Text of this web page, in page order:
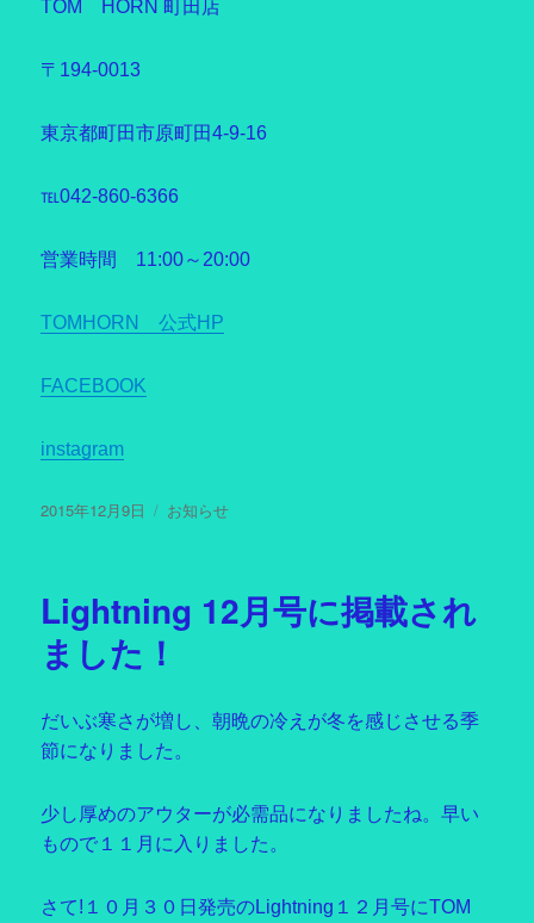
TOM HORN 町田店
〒194-0013
東京都町田市原町田4-9-16
℡042-860-6366
営業時間 11:00～20:00
TOMHORN 公式HP
FACEBOOK
instagram
投
2015年12月9日
カ
ー
お知らせ
Lightning 12月号に掲載され
ました！
だいぶ寒さが増し、朝晩の冷えが冬を感じさせる季
節になりました。
少し厚めのアウターが必需品になりましたね。早い
もので１１月に入りました。
さて!１０月３０日発売のLightning１２月号にTOM